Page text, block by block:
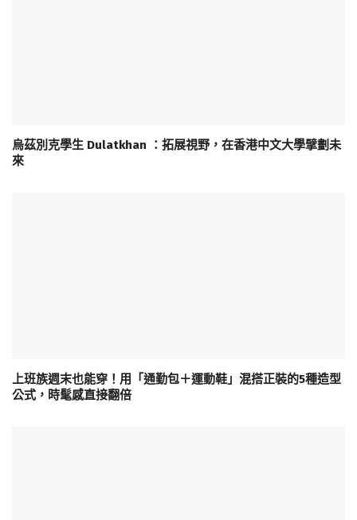
烏茲別克學生 Dulatkhan ：拓展視野，在香港中文大學擘劃未
來
上班族週末也能穿！用「通勤包＋運動鞋」混搭正裝的5種造型
公式，時髦感直接翻倍